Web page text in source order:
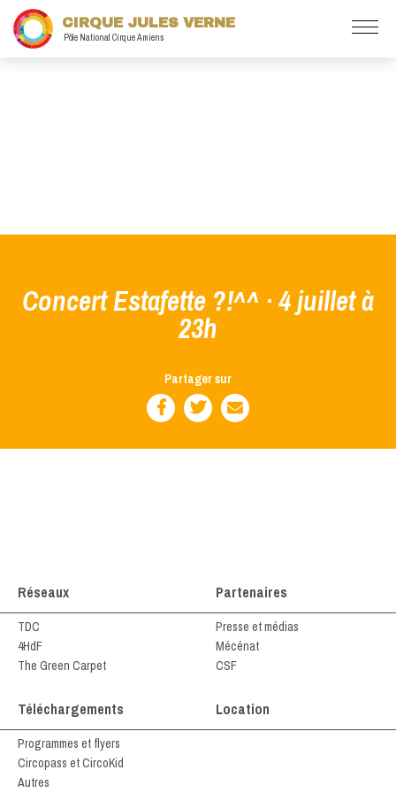
CIRQUE JULES VERNE
Pôle National Cirque Amiens
Concert Estafette ?!^^ · 4 juillet à
23h
Partager sur
Réseaux
TDC
4HdF
The Green Carpet
Partenaires
Presse et médias
Mécénat
CSF
Téléchargements
Programmes et flyers
Circopass et CircoKid
Autres
Location